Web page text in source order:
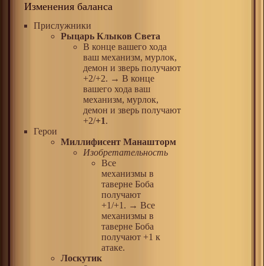
Изменения баланса
Прислужники
Рыцарь Клыков Света
В конце вашего хода
ваш механизм, мурлок,
демон и зверь получают
+2/+2. → В конце
вашего хода ваш
механизм, мурлок,
демон и зверь получают
+2/+1.
Герои
Миллифисент Манашторм
Изобретательность
Все
механизмы в
таверне Боба
получают
+1/+1. → Все
механизмы в
таверне Боба
получают +1 к
атаке.
Лоскутик